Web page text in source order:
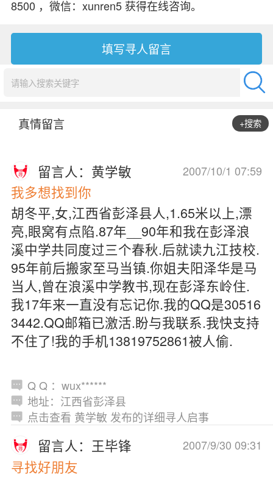
8500 ，微信：xunren5 获得在线咨询。
+搜索
真情留言
2007/10/1 07:59
留言人：黄学敏
我多想找到你
胡冬平,女,江西省彭泽县人,1.65米以上,漂
亮,眼窝有点陷.87年__90年和我在彭泽浪
溪中学共同度过三个春秋.后就读九江技校.
95年前后搬家至马当镇.你姐夫阳泽华是马
当人,曾在浪溪中学教书,现在彭泽东岭住.
我17年来一直没有忘记你.我的QQ是30516
3442.QQ邮箱已激活.盼与我联系.我快支持
不住了!我的手机13819752861被人偷.
Q Q ：wux******
地址：江西省彭泽县
点击查看 黄学敏 发布的详细寻人启事
2007/9/30 09:31
留言人：王毕锋
寻找好朋友